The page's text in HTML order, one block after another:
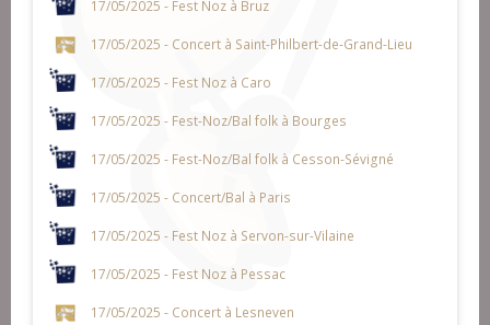
17/05/2025 - Fest Noz à Bruz
17/05/2025 - Concert à Saint-Philbert-de-Grand-Lieu
17/05/2025 - Fest Noz à Caro
17/05/2025 - Fest-Noz/Bal folk à Bourges
17/05/2025 - Fest-Noz/Bal folk à Cesson-Sévigné
17/05/2025 - Concert/Bal à Paris
17/05/2025 - Fest Noz à Servon-sur-Vilaine
17/05/2025 - Fest Noz à Pessac
17/05/2025 - Concert à Lesneven